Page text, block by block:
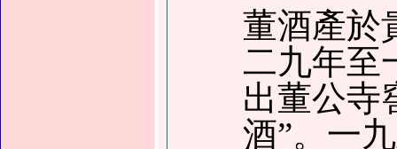
董酒產於
二九年至
出董公寺
酒”。 一